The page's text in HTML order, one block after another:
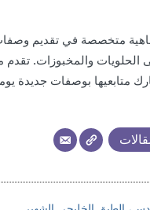
متخصصة في تقديم وصفات
الحلويات والمخبوزات.
متابعيها بوصفات جديدة